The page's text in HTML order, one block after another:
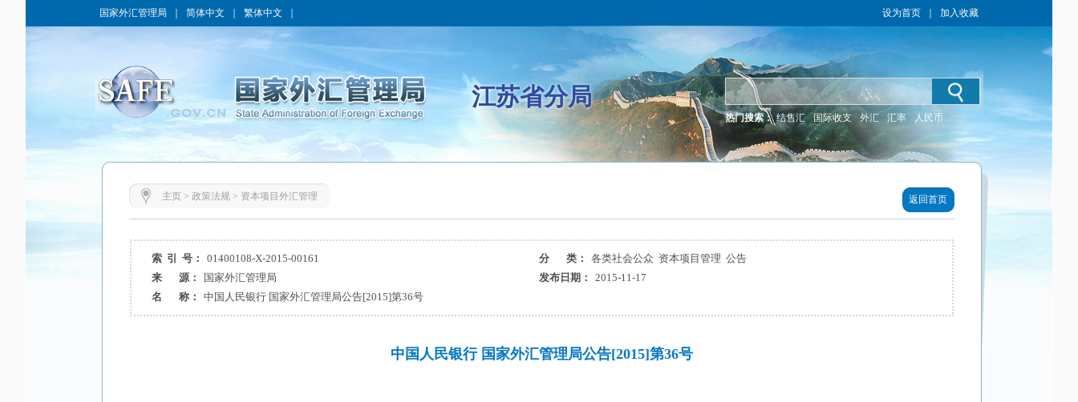
国家外汇管理局 简体中文 繁体中文 设为首页 加入收藏
江苏省分局
热门搜索： 结售汇 国际收支 外汇 汇率 人民币
主页> 政策法规> 资本项目外汇管理 返回首页
索 引 号： 01400108-X-2015-00161 分 类：
各类社会公众 资本项目管理 公告
来 源：
国家外汇管理局 发布日期：
2015-11-17
名 称：
中国人民银行 国家外汇管理局公告[2015]第36号
中国人民银行 国家外汇管理局公告[2015]第36号